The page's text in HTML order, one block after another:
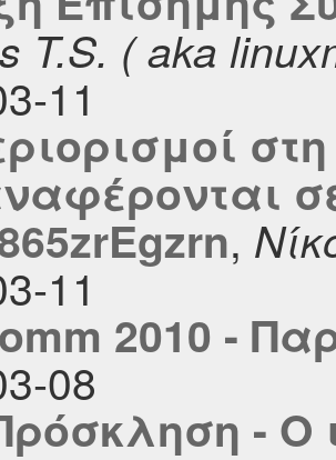
T.S. ( aka
11
,
11
2010 -
08
- O